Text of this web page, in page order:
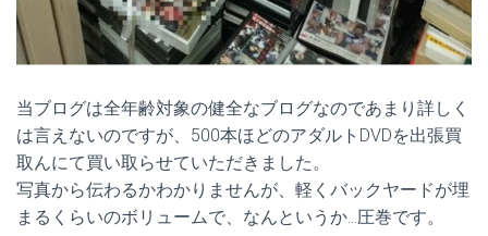
当ブログは全年齢対象の健全なブログなのであまり詳しく
は言えないのですが、500本ほどのアダルトDVDを出張買
取んにて買い取らせていただきました。
写真から伝わるかわかりませんが、軽くバックヤードが埋
まるくらいのボリュームで、なんというか…圧巻です。